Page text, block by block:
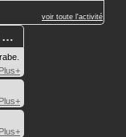
voir toute l'activité
…
Plus+
Plus+
Plus+